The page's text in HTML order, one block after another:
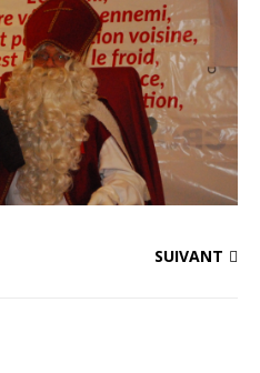
SUIVANT